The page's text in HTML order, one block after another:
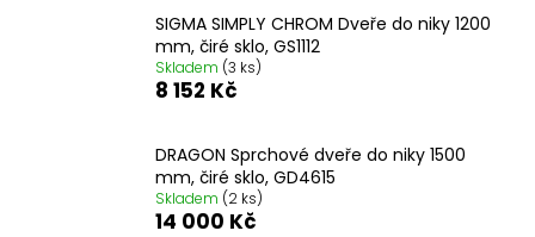
SIGMA SIMPLY CHROM Dveře do niky 1200
mm, čiré sklo, GS1112
Skladem (3 ks)
8 152 Kč
DRAGON Sprchové dveře do niky 1500
mm, čiré sklo, GD4615
Skladem (2 ks)
14 000 Kč